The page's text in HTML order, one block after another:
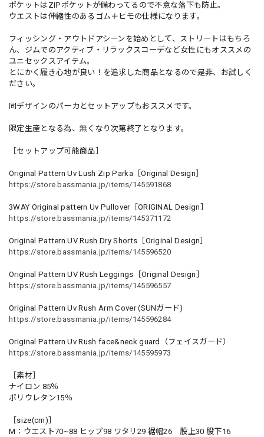
ポケットはZIPポケットが備わってるので不意な落下も防止。
ウエストは伸縮性のあるゴム＋ヒモの仕様になります。
フィッシング・アウトドアシーンを始めとして、ストリートはもちろ
ん、ジムでのアクティブ・リラックスコーデなど女性にもオススメの
ユニセックスアイテム。
とにかく履き心地が良い！を追求した商品となるので是非、お試しく
ださい。
同デザインのパーカとセットアップもおススメです。
限定生産となる為、無くなり次第終了となります。
［セットアップ可能商品］
Original Pattern Uv Lush Zip Parka［Original Design］
https://store.bassmania.jp/items/145591868
3WAY Original pattern Uv Pullover［ORIGINAL Design］
https://store.bassmania.jp/items/145371172
Original Pattern UV Rush Dry Shorts［Original Design］
https://store.bassmania.jp/items/145596520
Original Pattern UV Rush Leggings［Original Design］
https://store.bassmania.jp/items/145596557
Original Pattern Uv Rush Arm Cover (SUNガード)
https://store.bassmania.jp/items/145596284
Original Pattern Uv Rush face&neck guard（フェイスガード）
https://store.bassmania.jp/items/145595973
［素材］
ナイロン 85％
ポリウレタン15％
［size(cm)］
M：ウエスト70~88 ヒップ98 ワタリ29 裾幅26 股上30 股下16